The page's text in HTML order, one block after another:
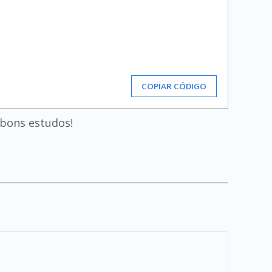
COPIAR CÓDIGO
estudos!